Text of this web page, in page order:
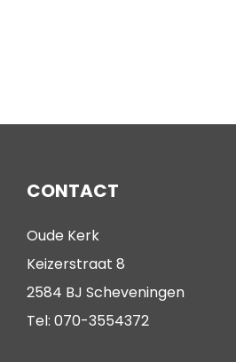
CONTACT
Oude Kerk
Keizerstraat 8
2584 BJ Scheveningen
Tel: 070-3554372